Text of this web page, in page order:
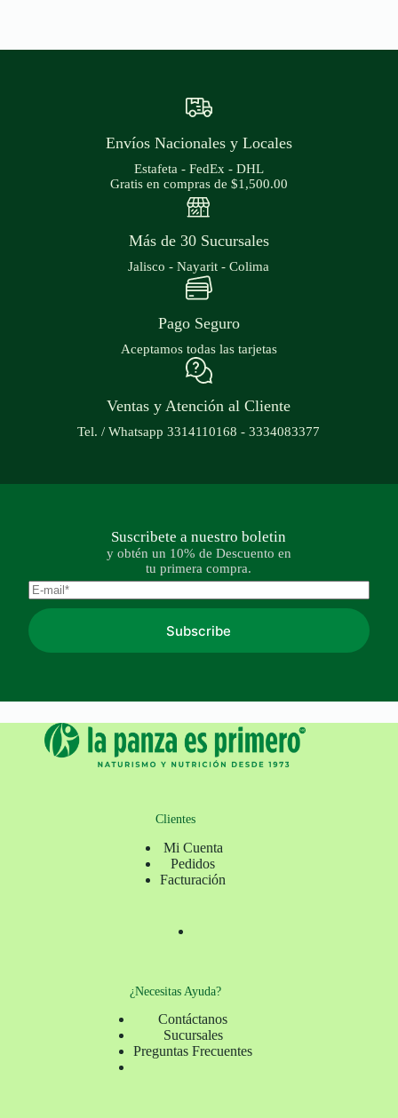
Envíos Nacionales y Locales
Estafeta - FedEx - DHL
Gratis en compras de $1,500.00
Más de 30 Sucursales
Jalisco - Nayarit - Colima
Pago Seguro
Aceptamos todas las tarjetas
Ventas y Atención al Cliente
Tel. / Whatsapp 3314110168 - 3334083377
Suscribete a nuestro boletin
y obtén un 10% de Descuento en
tu primera compra.
Subscribe
Clientes
Mi Cuenta
Pedidos
Facturación
¿Necesitas Ayuda?
Contáctanos
Sucursales
Preguntas Frecuentes